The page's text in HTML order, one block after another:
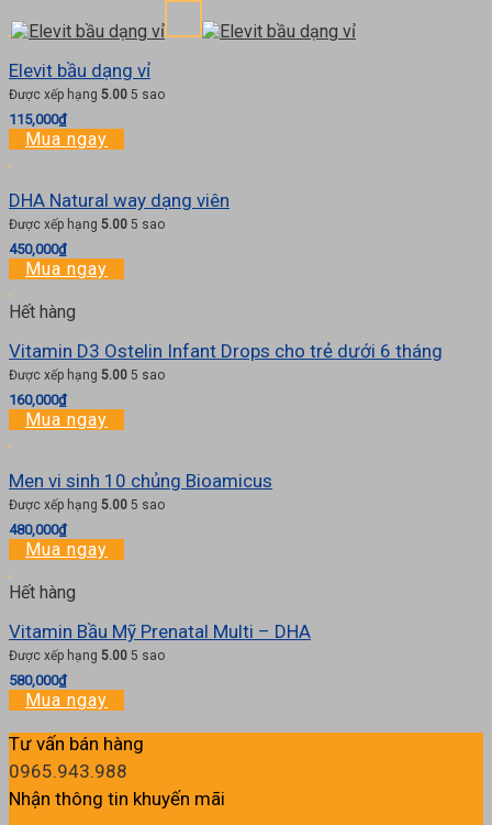
Elevit bầu dạng vỉ
Được xếp hạng 5.00 5 sao
115,000₫
Mua ngay
DHA Natural way dạng viên
Được xếp hạng 5.00 5 sao
450,000₫
Mua ngay
Hết hàng
Vitamin D3 Ostelin Infant Drops cho trẻ dưới 6 tháng
Được xếp hạng 5.00 5 sao
160,000₫
Mua ngay
Men vi sinh 10 chủng Bioamicus
Được xếp hạng 5.00 5 sao
480,000₫
Mua ngay
Hết hàng
Vitamin Bầu Mỹ Prenatal Multi – DHA
Được xếp hạng 5.00 5 sao
580,000₫
Mua ngay
Tư vấn bán hàng
0965.943.988
Nhận thông tin khuyến mãi